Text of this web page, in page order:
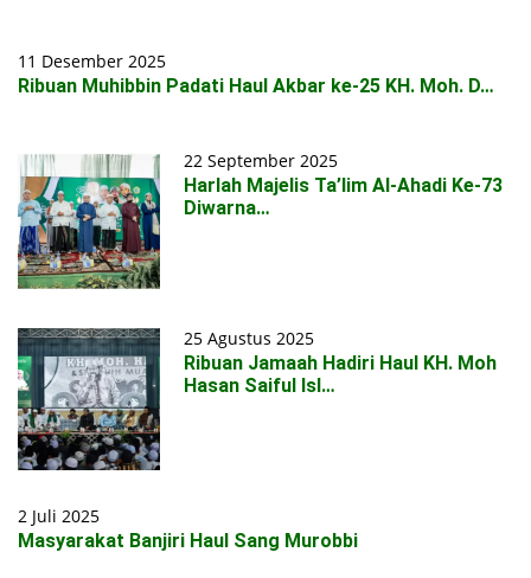
11 Desember 2025
Ribuan Muhibbin Padati Haul Akbar ke-25 KH. Moh. D…
22 September 2025
Harlah Majelis Ta’lim Al-Ahadi Ke-73
Diwarna…
25 Agustus 2025
Ribuan Jamaah Hadiri Haul KH. Moh
Hasan Saiful Isl…
2 Juli 2025
Masyarakat Banjiri Haul Sang Murobbi